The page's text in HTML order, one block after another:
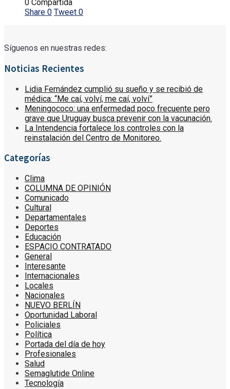
0 Compartida
Share 0 Tweet 0
Síguenos en nuestras redes:
Noticias Recientes
Lidia Fernández cumplió su sueño y se recibió de
médica: “Me caí, volví, me caí, volví”
Meningococo: una enfermedad poco frecuente pero
grave que Uruguay busca prevenir con la vacunación.
La Intendencia fortalece los controles con la
reinstalación del Centro de Monitoreo.
Categorías
Clima
COLUMNA DE OPINIÓN
Comunicado
Cultural
Departamentales
Deportes
Educación
ESPACIO CONTRATADO
General
Interesante
Internacionales
Locales
Nacionales
NUEVO BERLÍN
Oportunidad Laboral
Policiales
Política
Portada del día de hoy
Profesionales
Salud
Semaglutide Online
Tecnología